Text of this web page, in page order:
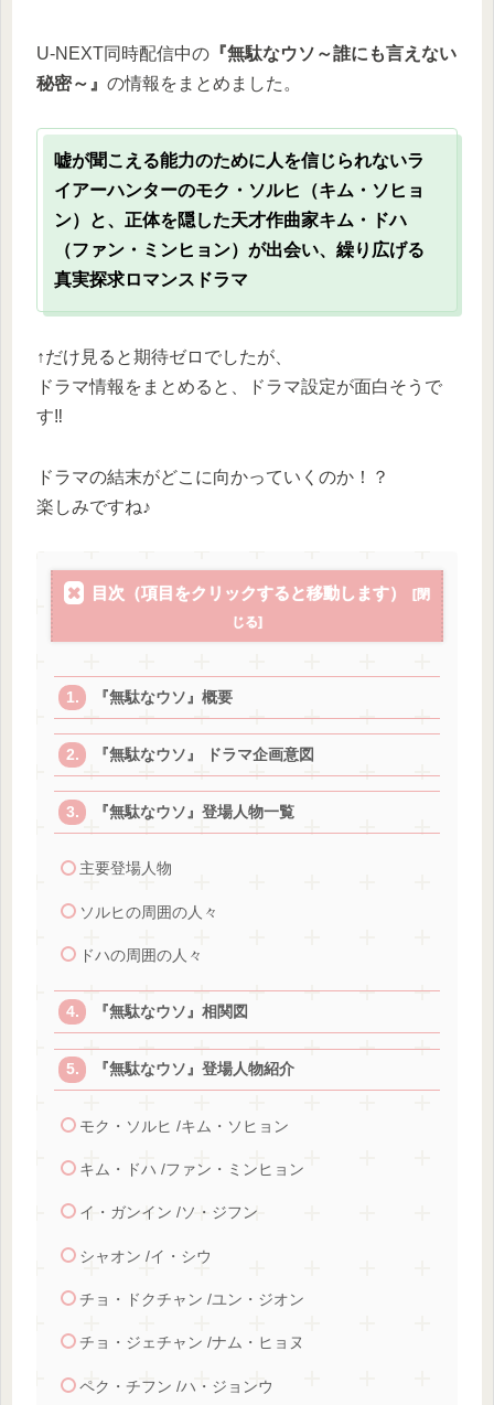
U-NEXT同時配信中の 『無駄なウソ～誰にも言えない
秘密～』 の情報をまとめました。
嘘が聞こえる能力のために人を信じられないラ
イアーハンターのモク・ソルヒ（キム・ソヒョ
ン）と、正体を隠した天才作曲家キム・ドハ
（ファン・ミンヒョン）が出会い、繰り広げる
真実探求ロマンスドラマ
↑だけ見ると期待ゼロでしたが、
ドラマ情報をまとめると、ドラマ設定が面白そうで
す‼️
ドラマの結末がどこに向かっていくのか！？
楽しみですね♪
目次（項目をクリックすると移動します）
『無駄なウソ』概要
『無駄なウソ』 ドラマ企画意図
『無駄なウソ』登場人物一覧
主要登場人物
ソルヒの周囲の人々
ドハの周囲の人々
『無駄なウソ』相関図
『無駄なウソ』登場人物紹介
モク・ソルヒ /キム・ソヒョン
キム・ドハ /ファン・ミンヒョン
イ・ガンイン /ソ・ジフン
シャオン /イ・シウ
チョ・ドクチャン /ユン・ジオン
チョ・ジェチャン /ナム・ヒョヌ
ペク・チフン /ハ・ジョンウ